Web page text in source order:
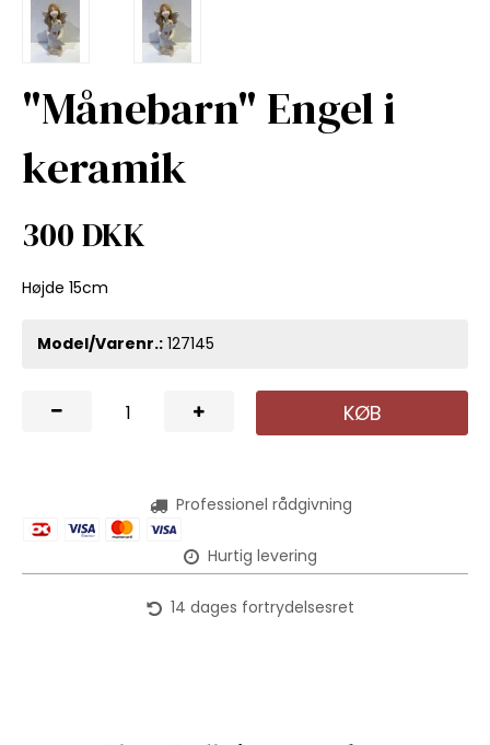
"Månebarn" Engel i
keramik
300 DKK
Højde 15cm
Model/Varenr.: 127145
KØB
Professionel rådgivning
Hurtig levering
14 dages fortrydelsesret